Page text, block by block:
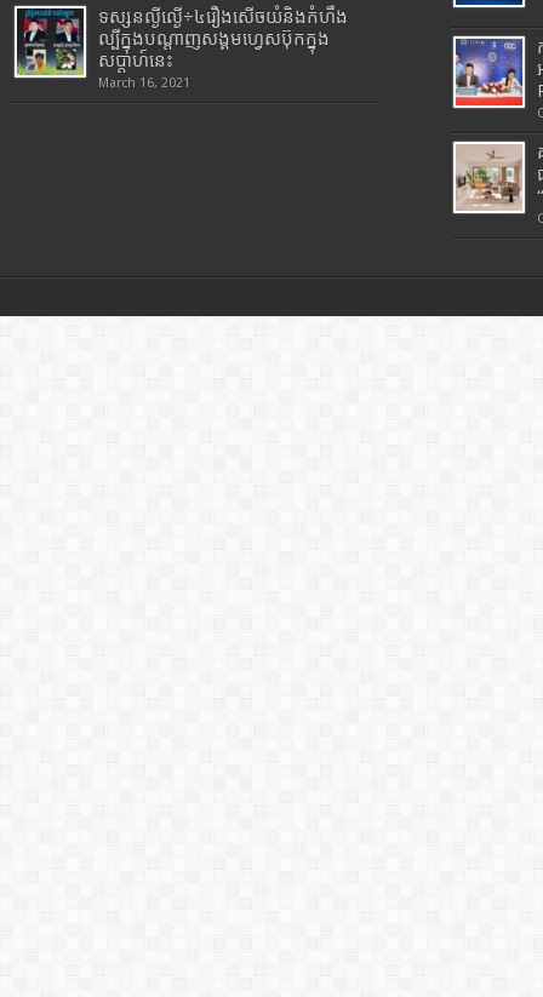
ទស្សនល្ងីល្ងើ÷៤រឿងសើចយំនិងកំហឹង
ល្បីក្នុងបណ្តាញសង្គមហ្វេសប៊ុកក្នុង
សប្តាហ៍នេះ
March 16, 2021